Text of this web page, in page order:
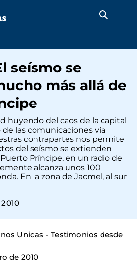
seísmo se
más allá de
huyendo del caos de la capital
las comunicaciones vía
contrapartes nos permite
del seísmo se extienden
Príncipe, en un radio de
alcanza unos 100
En la zona de Jacmel, al sur
Unidas - Testimonios desde
de 2010